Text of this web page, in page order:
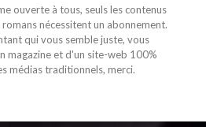
ouverte à tous, seuls les contenus
nécessitent un abonnement.
qui vous semble juste, vous
magazine et d'un site-web 100%
médias traditionnels, merci.